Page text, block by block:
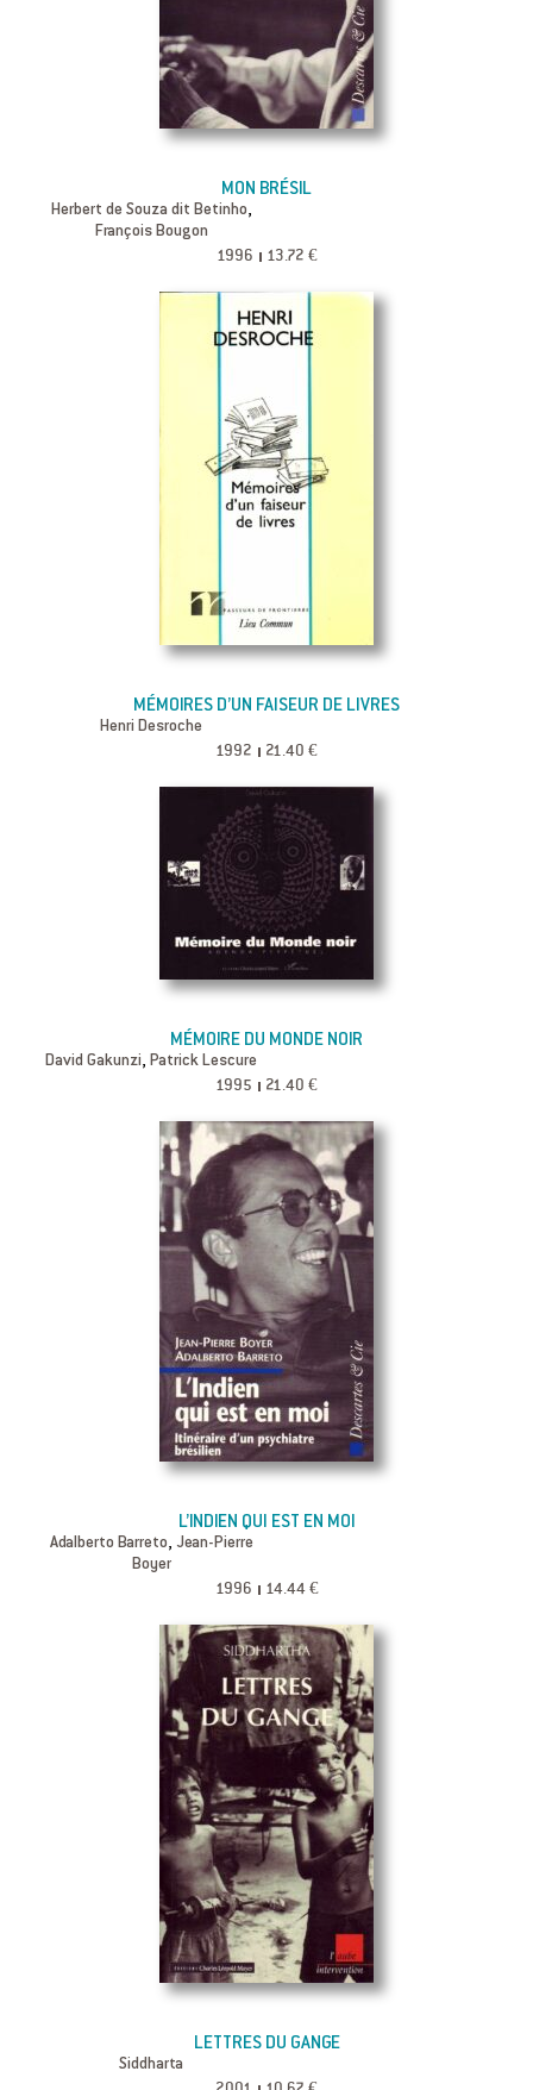
MON BRÉSIL
Herbert de Souza dit Betinho,
François Bougon
1996 13.72 €
MÉMOIRES D’UN FAISEUR DE LIVRES
Henri Desroche
1992 21.40 €
MÉMOIRE DU MONDE NOIR
David Gakunzi, Patrick Lescure
1995 21.40 €
L’INDIEN QUI EST EN MOI
Adalberto Barreto, Jean-Pierre
Boyer
1996 14.44 €
LETTRES DU GANGE
Siddharta